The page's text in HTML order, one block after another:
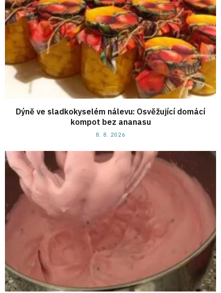
Dýně ve sladkokyselém nálevu: Osvěžující domácí
kompot bez ananasu
8. 8. 2026